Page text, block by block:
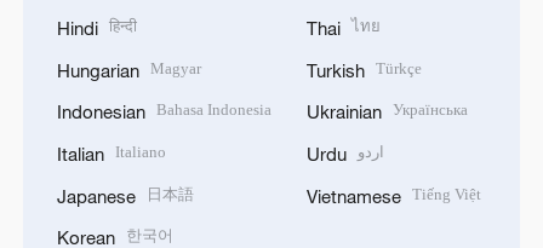
Hindi हिन्दी
Hungarian Magyar
Indonesian Bahasa Indonesia
Italian Italiano
Japanese 日本語
Korean 한국어
Thai ไทย
Turkish Türkçe
Ukrainian Українська
Urdu اردو
Vietnamese Tiếng Việt